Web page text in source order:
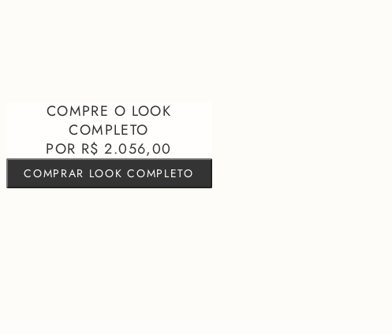
80% Acetato
R$ 2.056,00
COMPRAR LOOK COMPLETO